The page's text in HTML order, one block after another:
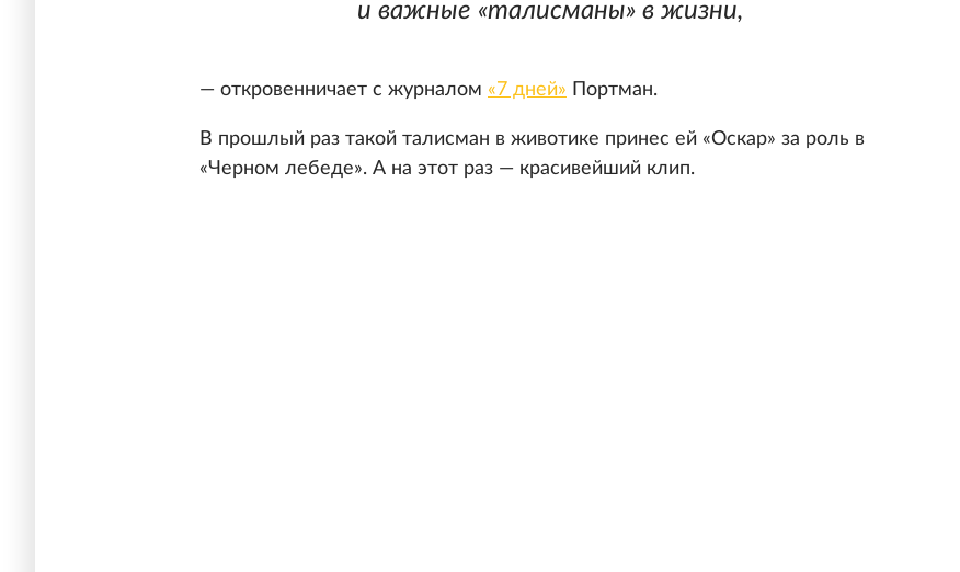
и важные «талисманы» в жизни,
— откровенничает с журналом «7 дней» Портман.
В прошлый раз такой талисман в животике принес ей «Оскар» за роль в
«Черном лебеде». А на этот раз — красивейший клип.